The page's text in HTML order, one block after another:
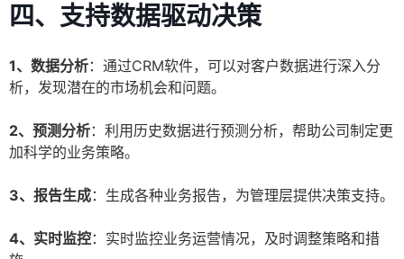
四、支持数据驱动决策
1、数据分析：通过CRM软件，可以对客户数据进行深入分
析，发现潜在的市场机会和问题。
2、预测分析：利用历史数据进行预测分析，帮助公司制定更
加科学的业务策略。
3、报告生成：生成各种业务报告，为管理层提供决策支持。
4、实时监控：实时监控业务运营情况，及时调整策略和措